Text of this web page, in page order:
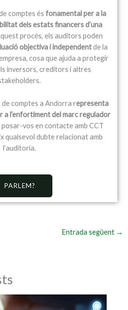
comptes és fonamental per a la
dels estats financers d’una
procés, els auditors poden
objectiva i independentde la
cosa que ajuda a protegir
inversors, creditors i altres
de comptes a Andorra representa
a l’enfortiment del marc regulador
posar-vos en contacte amb CCT
qualsevol dubte relacionat amb
l’auditoria.
PARLEM?
Entrada següent →